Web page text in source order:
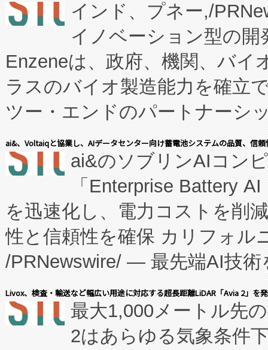
インド、プネー,/
イノベーション型の
Enzeneは、政府、機関、バイ
ラスのバイオ製造能力を確立
ツー・エンドのパートナーシ
表しました。 同社の実績ある
manufacturing™ (FCCM™) プ
たNeXは、バイオ医薬品製造
従来のフェッドバッチ施設の
に、患者やサプライチェーン
キー方式で拡張性が高く、持
す。FCCM‑を活用した現地生
患者にとっての費用負担を大
のアクセスを大幅に拡大する
ai&、Voltaiqと協業し、AIデータセンター向け蓄電池システムの品質、信
ai&のソブリンAIコン
「Enterprise Battery
を迅速化し、電力コストを削
性と信頼性を確保 カリフォル
/PRNewswire/ — 最先端AI技術
会社エーアイ・アンド：本社
President原信平）と、エンタ
ードするVoltaiqは、日本にあ
Livox、検査・輸送など幅広い用途に対応する超長距離LiDAR「Avia 2」を
最大1,000メートル先
2はあらゆる気象条件